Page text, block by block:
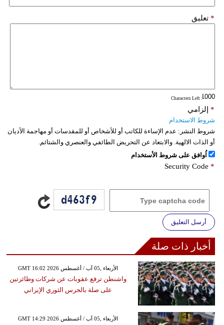
تعليق *
: Characters Left
إلزامي *
شروط الاستخدام
شروط النشر: عدم الإساءة للكاتب أو للأشخاص أو للمقدسات أو مهاجمة الأديان
أو الذات الالهية. والابتعاد عن التحريض الطائفي والعنصري والشتائم.
اُوافق على شروط الأستخدام
Security Code *
أرسل التعليق
أخبار ذات صلة
GMT 16:02 2026 الأربعاء ,05 آب / أغسطس
واشنطن ترفع عقوبات عن شركات وطائرتين
على صلة بالحرس الثوري الإيراني
GMT 14:29 2026 الأربعاء ,05 آب / أغسطس